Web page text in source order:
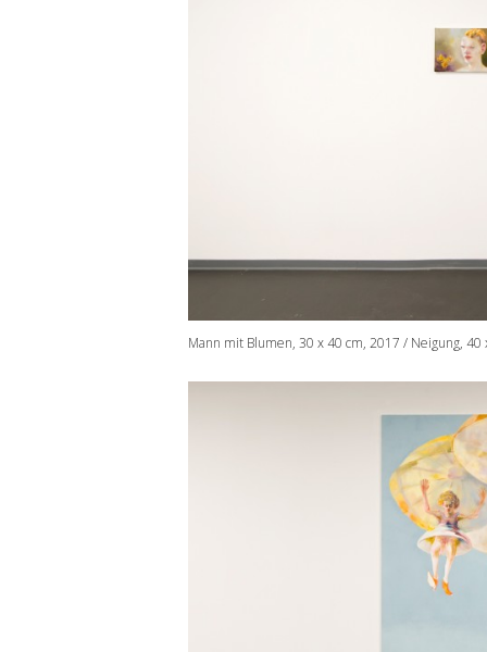
Mann mit Blumen, 30 x 40 cm, 2017 / Neigung,